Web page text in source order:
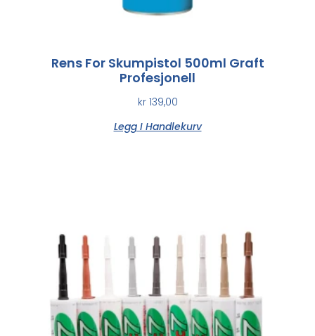
Rens For Skumpistol 500ml Graft
Profesjonell
kr139,00
Legg I Handlekurv